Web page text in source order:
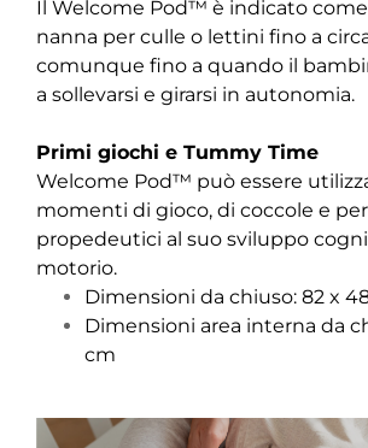
Il Welcome Pod™ è indicato
nanna per culle o lettini fino a
comunque fino a quando il
a sollevarsi e girarsi in autonomia.
Primi giochi e Tummy Time
Welcome Pod™ può essere
momenti di gioco, di coccole e
propedeutici al suo sviluppo
motorio.
Dimensioni da chiuso: 82 x
Dimensioni area interna da
cm